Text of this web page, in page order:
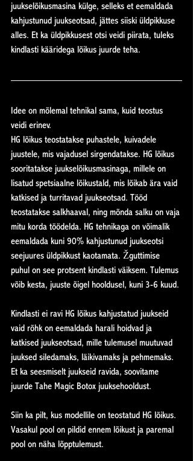
juukselõikusmasina külge, selleks et eemaldada
kahjustunud juukseotsad, jättes siiski üldpikkuse
alles. Et ka üldpikkusest otsi veidi piirata, tuleks
kindlasti kääridega lõikus juurde teha.
Idee on mõlemal tehnikal sama, kuid teostus
veidi erinev.
HG lõikus teostatakse puhastele, kuivadele
juustele, mis vajadusel sirgendatakse. HG lõikus
sooritatakse juukselõikusmasinaga, millele on
lisatud spetsiaalne lõikustald, mis lõikab ära vaid
katkised ja turritavad juukseotsad. Tööd
teostatakse salkhaaval, ning mõnda salku on vaja
mitu korda töödelda. HG tehnikaga on võimalik
eemaldada kuni 90% kahjustunud juukseotsi
seejuures üldpikkust kaotamata. Žguttimise
puhul on see protsent kindlasti väiksem. Tulemus
võib kesta, juuste õigel hooldusel, kuni 3-6 kuud.
Kindlasti ei ravi HG lõikus kahjustatud juukseid
vaid rõhk on eemaldada harali hoidvad ja
katkised juukseotsad, mille tulemusel muutuvad
juuksed siledamaks, läikivamaks ja pehmemaks.
Et ka seesmiselt juukseid ravida, soovitame
juurde Tahe Magic Botox juuksehooldust.
Siin ka pilt, kus modellile on teostatud HG lõikus.
Vasakul pool on pildid ennem lõikust ja paremal
pool on näha lõpptulemust.